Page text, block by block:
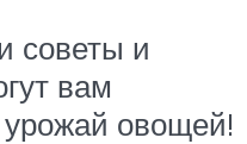
советы и
вам
овощей!